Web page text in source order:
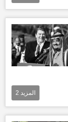
المزيد 2